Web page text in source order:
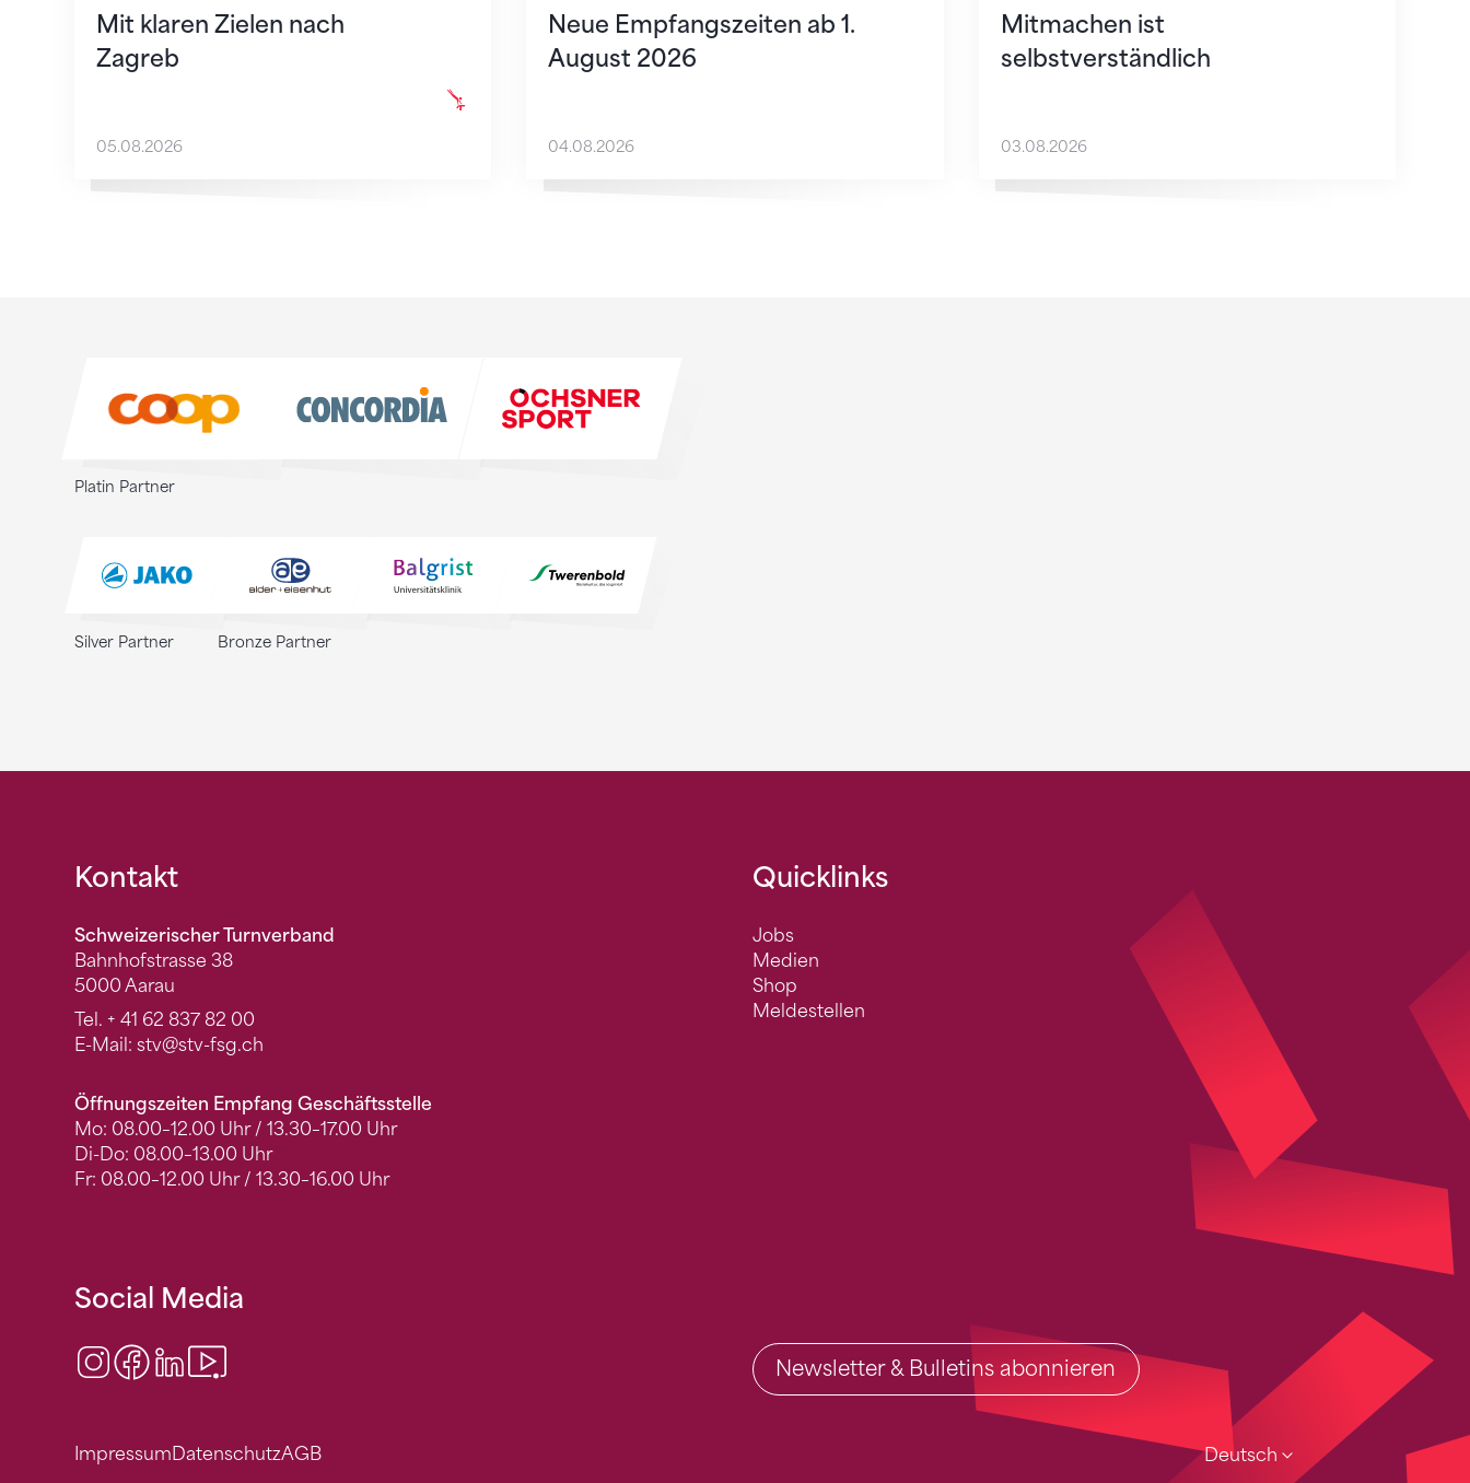
Mit klaren Zielen nach
Zagreb
05.08.2026
Neue Empfangszeiten ab 1.
August 2026
04.08.2026
Mitmachen ist
selbstverständlich
03.08.2026
Platin Partner
Silver Partner Bronze Partner
Fusszeile
Kontakt
Schweizerischer Turnverband
Bahnhofstrasse 38
5000 Aarau
Tel. + 41 62 837 82 00
E-Mail: stv@stv-fsg.ch
Öffnungszeiten Empfang Geschäftsstelle
Mo: 08.00–12.00 Uhr / 13.30–17.00 Uhr
Di-Do: 08.00–13.00 Uhr
Fr: 08.00–12.00 Uhr / 13.30–16.00 Uhr
Quicklinks
Jobs
Medien
Shop
Meldestellen
Deutsch
Social Media
Instagram
Facebook
LinkedIn Newsletter & Bulletins abonnieren
ImpressumDatenschutzAGB